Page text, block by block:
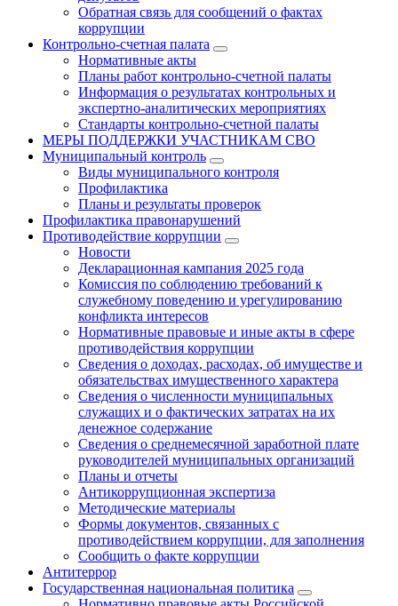
Обратная связь для сообщений о фактах
коррупции
Контрольно-счетная палата
Нормативные акты
Планы работ контрольно-счетной палаты
Информация о результатах контрольных и
экспертно-аналитических мероприятиях
Стандарты контрольно-счетной палаты
МЕРЫ ПОДДЕРЖКИ УЧАСТНИКАМ СВО
Муниципальный контроль
Виды муниципального контроля
Профилактика
Планы и результаты проверок
Профилактика правонарушений
Противодействие коррупции
Новости
Декларационная кампания 2025 года
Комиссия по соблюдению требований к
служебному поведению и урегулированию
конфликта интересов
Нормативные правовые и иные акты в сфере
противодействия коррупции
Сведения о доходах, расходах, об имуществе и
обязательствах имущественного характера
Сведения о численности муниципальных
служащих и о фактических затратах на их
денежное содержание
Сведения о среднемесячной заработной плате
руководителей муниципальных организаций
Планы и отчеты
Антикоррупционная экспертиза
Методические материалы
Формы документов, связанных с
противодействием коррупции, для заполнения
Сообщить о факте коррупции
Антитеррор
Государственная национальная политика